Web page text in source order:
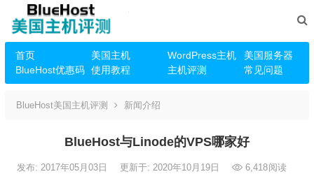
首页 美国主机 WordPress主机
美国服务器
BlueHost优惠码
使用教程 主机评测 常见问题
BlueHost美国主机评测 新闻介绍
BlueHost与Linode的VPS哪家好
发布: 2017年05月03日 更新于: 2020年10月19日 6,418阅读